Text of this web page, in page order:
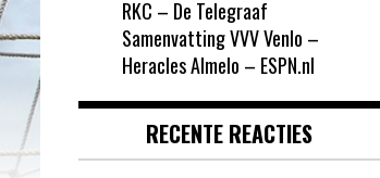
RKC – De Telegraaf
Samenvatting VVV Venlo –
Heracles Almelo – ESPN.nl
RECENTE REACTIES